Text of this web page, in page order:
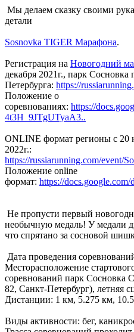
Мы делаем сказку своими
детали
Sosnovka TIGER Марафона.
Регистрация на Новогодний
декабря 2021г., парк Сосновка
Петербурга: https://
Положение о
соревнованиях: https://
4t3H_9JTgUTyaA3..
ONLINE формат регионы с 20
2022г.:
https://russiarunning.com/event/
Положение online
формат: https://
Не пропусти первый
необычную медаль! У медали
что спрятано за сосновой
Дата проведения
Месторасположение
соревнований парк Сосновка
82, Санкт-Петербург), летняя
Дистанции: 1 км, 5.275 км,
Виды активности: бег,